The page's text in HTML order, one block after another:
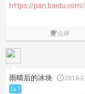
https://pan.baidu.com/
点评
雨晴后的冰块 2018-
Lv.7